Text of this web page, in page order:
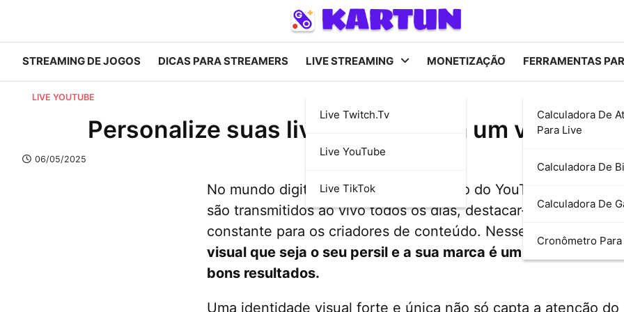
STREAMING DE JOGOS DICAS PARA STREAMERS LIVE STREAMING
Live Twitch.tv
Live YouTube
Live TikTok
MONETIZAÇÃO FERRAMENTAS
Calculadora De
Para Live
Calculadora De
Calculadora De
Cronômetro Para
LIVE YOUTUBE
Personalize suas lives: dicas para um visual
06/05/2025
No mundo digital altamente competitivo do YouTube, onde
são transmitidos ao vivo todos os dias, destacar-se na
constante para os criadores de conteúdo. Nesse cenário,
visual que seja o seu persil e a sua marca é um passo
bons resultados.
Uma identidade visual forte e única não só capta a atenção